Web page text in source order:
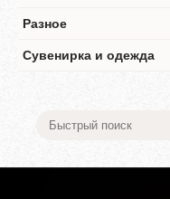
Разное
Сувенирка и одежда